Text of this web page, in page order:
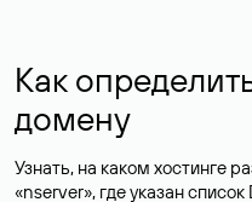
Как
домену
Узнать, на каком хостинге
«nserver», где указан